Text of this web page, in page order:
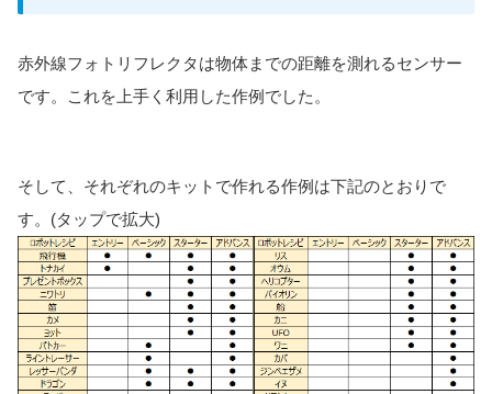
赤外線フォトリフレクタは物体までの距離を測れるセンサー
です。これを上手く利用した作例でした。
そして、それぞれのキットで作れる作例は下記のとおりで
す。(タップで拡大)